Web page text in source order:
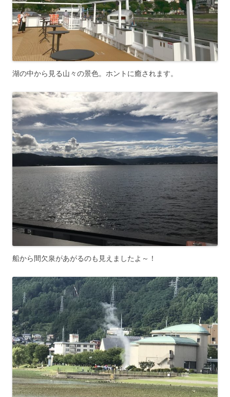
湖の中から見る山々の景色。ホントに癒されます。
船から間欠泉があがるのも見えましたよ～！